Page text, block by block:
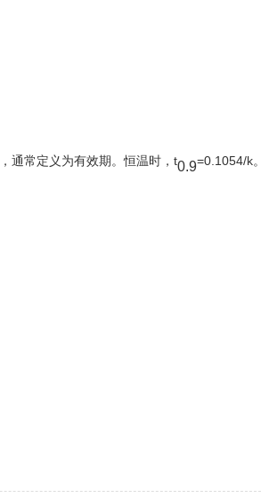
，通常定义为有效期。恒温时，t0.9=0.1054/k